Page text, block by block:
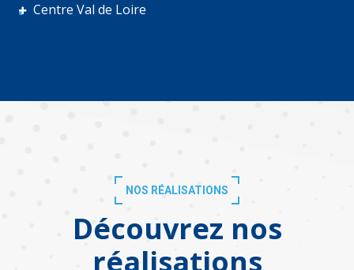
Centre Val de Loire
NOS RÉALISATIONS
Découvrez nos
réalisations